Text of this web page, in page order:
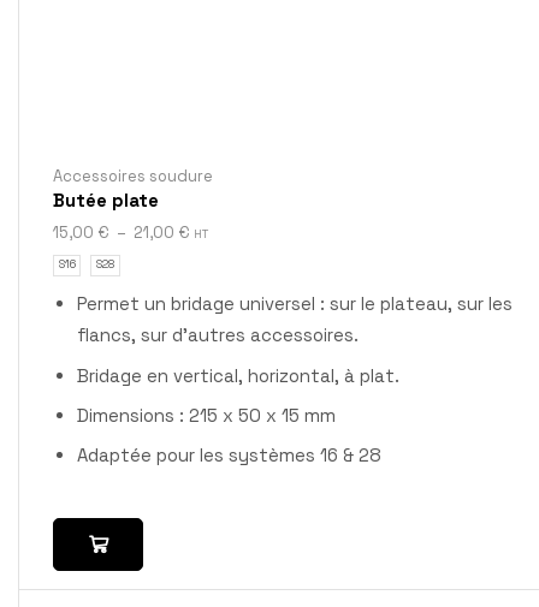
Accessoires soudure
Butée plate
15,00 € – 21,00 € HT
S16 S28
Permet un bridage universel : sur le plateau, sur les
flancs, sur d’autres accessoires.
Bridage en vertical, horizontal, à plat.
Dimensions : 215 x 50 x 15 mm
Adaptée pour les systèmes 16 & 28